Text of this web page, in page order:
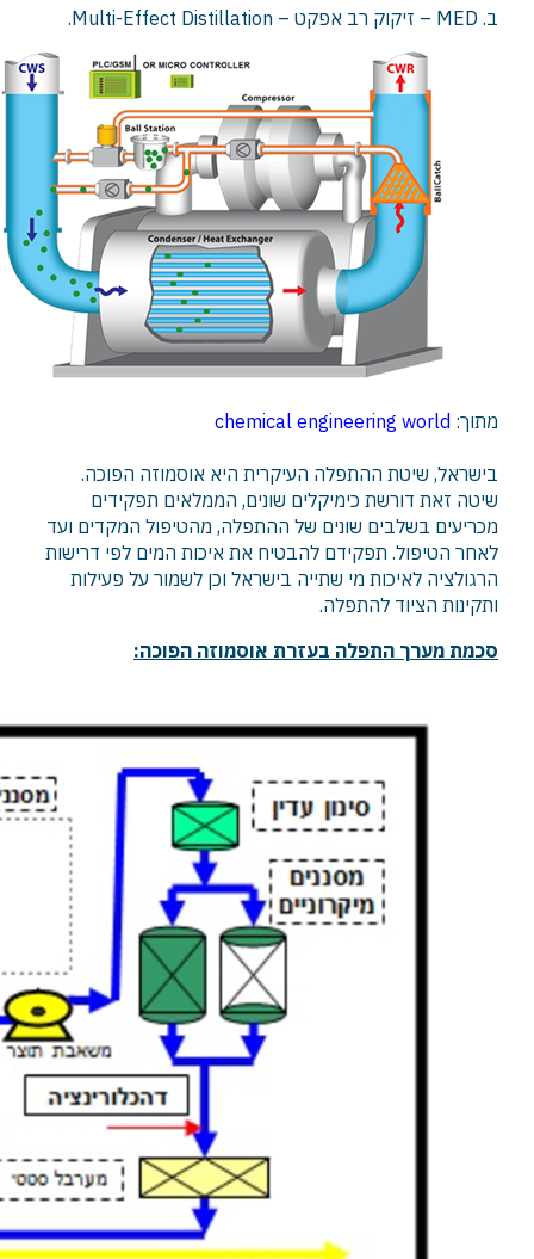
ב. MED – זיקוק רב אפקט – Multi-Effect Distillation.
מתוך:
בישראל, שיטת ההתפלה העיקרית היא אוסמוזה הפוכה.
שיטה זאת דורשת כימיקלים שונים, הממלאים תפקידים
מכריעים בשלבים שונים של ההתפלה, מהטיפול המקדים ועד
לאחר הטיפול. תפקידם להבטיח את איכות המים לפי דרישות
הרגולציה לאיכות מי שתייה בישראל וכן לשמור על פעילות
ותקינות הציוד להתפלה.
סכמת מערך התפלה בעזרת אוסמוזה הפוכה: